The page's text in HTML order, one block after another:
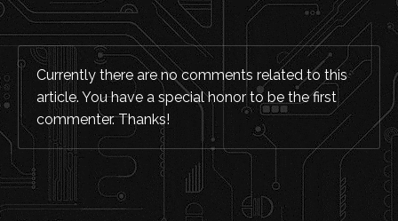
Currently there are no comments related to this
article. You have a special honor to be the first
commenter. Thanks!